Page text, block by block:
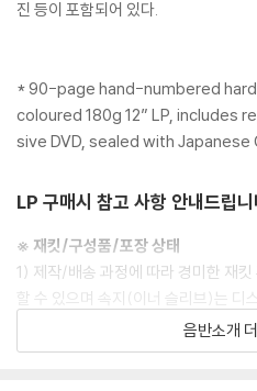
진 등이 포함되어 있다.
* 90-page hand-numbered
coloured 180g 12” LP, includes
sive DVD, sealed with Japanese
LP 구매시 참고 사항 안내드립니
※ 재킷/구성품/포장 상태
1) 제작/배송 과정에 따라 경미한 재
할 수 있으며 속지(이너 슬리브)는 디
외관상 불량 확인되는 상품을 개봉 시
음반소개